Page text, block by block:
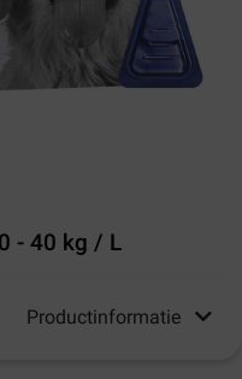
- 40 kg / L
Productinformatie